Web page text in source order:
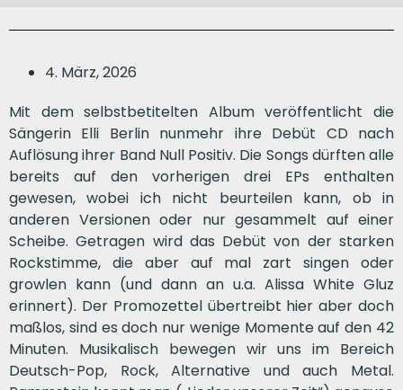
4. März, 2026
Mit dem selbstbetitelten Album veröffentlicht die
Sängerin Elli Berlin nunmehr ihre Debüt CD nach
Auflösung ihrer Band Null Positiv. Die Songs dürften alle
bereits auf den vorherigen drei EPs enthalten
gewesen, wobei ich nicht beurteilen kann, ob in
anderen Versionen oder nur gesammelt auf einer
Scheibe. Getragen wird das Debüt von der starken
Rockstimme, die aber auf mal zart singen oder
growlen kann (und dann an u.a. Alissa White Gluz
erinnert). Der Promozettel übertreibt hier aber doch
maßlos, sind es doch nur wenige Momente auf den 42
Minuten. Musikalisch bewegen wir uns im Bereich
Deutsch-Pop, Rock, Alternative und auch Metal.